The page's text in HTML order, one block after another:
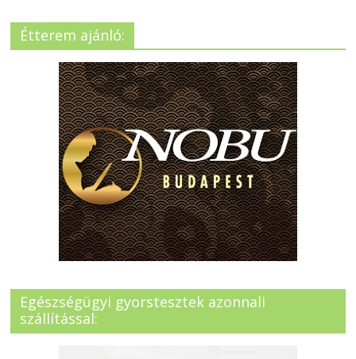
Étterem ajánló:
Egészségügyi gyorstesztek azonnali
szállítással: